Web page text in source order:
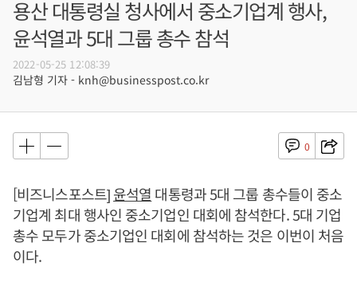
용산 대통령실 청사에서 중소기업계 행사,
윤석열과 5대 그룹 총수 참석
2022-05-25 12:08:39
김남형 기자 - knh@businesspost.co.kr
0
[비즈니스포스트]윤석열 대통령과 5대 그룹 총수들이 중소
기업계 최대 행사인 중소기업인 대회에 참석한다. 5대 기업
총수 모두가 중소기업인 대회에 참석하는 것은 이번이 처음
이다.